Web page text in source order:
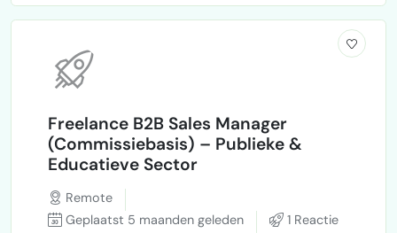
Freelance B2B Sales Manager
(Commissiebasis) – Publieke &
Educatieve Sector
Remote
Geplaatst 5 maanden geleden
1 Reactie